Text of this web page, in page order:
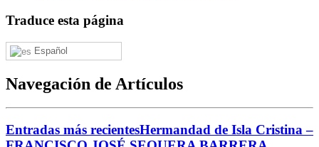
Traduce esta página
Español
Navegación de Artículos
Entradas más recientesHermandad de Isla Cristina –